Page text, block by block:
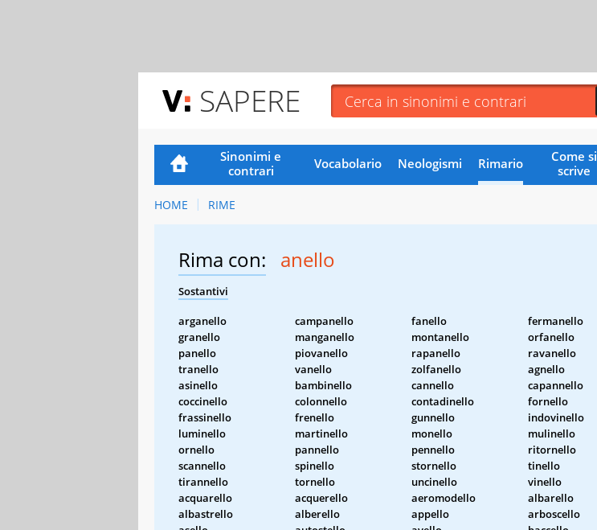
SAPERE
Sinonimi e
contrari
Vocabolario Neologismi Rimario
Come si
scrive
HOME RIME
Rima con: anello
Sostantivi
arganello campanello fanello
fermanello
granello
manganello montanello
orfanello
panello
piovanello rapanello
ravanello
tranello
vanello zolfanello
agnello
asinello
bambinello cannello
capannello
coccinello
colonnello contadinello
fornello
frassinello
frenello gunnello
indovinello
luminello
martinello monello
mulinello
ornello
pannello pennello
ritornello
scannello
spinello stornello
tinello
tirannello
tornello uncinello
vinello
acquarello
acquerello aeromodello
albarello
albastrello
alberello appello
arboscello